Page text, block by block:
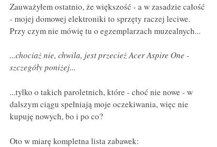
Zauważyłem ostatnio, że większość - a w zasadzie całość
- mojej domowej elektroniki to sprzęty raczej leciwe.
Przy czym nie mówię tu o egzemplarzach muzealnych...
...chociaż nie, chwila, jest przecież Acer Aspire One -
szczegóły poniżej...
...tylko o takich paroletnich, które - choć nie nowe - w
dalszym ciągu spełniają moje oczekiwania, więc nie
kupuję nowych, bo i po co?
Oto w miarę kompletna lista zabawek: